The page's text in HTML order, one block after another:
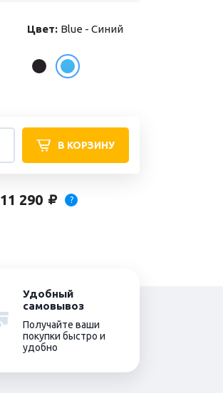
Цвет: Blue - Синий
В КОРЗИНУ
11 290 ?
Удобный
самовывоз
Получайте ваши
покупки быстро и
удобно